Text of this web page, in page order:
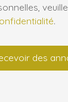
.
des